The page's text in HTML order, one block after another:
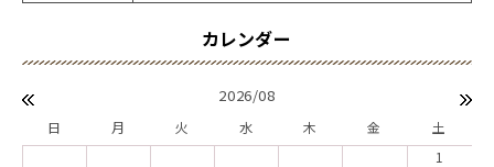
2026/08
日 月 火 水 木 金
土
1